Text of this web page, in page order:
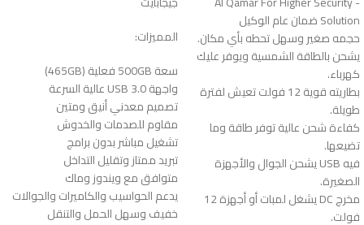
Solution ضمان عام الوكيل
حجمه صغير وسهل تحطه بأي مكان.
يشحن بالطاقة الشمسية ويوفر عليك
كهرباء.
بطاريته قوية 12 فولت تعيش لفترة
طويلة.
كفاءة شحن عالية توفر طاقة وما
تضيعها.
فيه USB يشحن الجوال والأجهزة
الصغيرة.
مخرج DC يشغل لمبات أو أجهزة 12
فولت.
المميزات:
سعة 500GB فعلية (465GB)
واجهة USB 3.0 عالية السرعة
تصميم معدني أنيق ومتين
مقاوم للصدمات والخدوش
تشغيل مباشر بدون برامج
تبريد ممتاز وتقليل التداخل
متوافق مع ويندوز وماك
يدعم الحواسيب والكاميرات والجوالات
خفيف وسهل الحمل والتنقل